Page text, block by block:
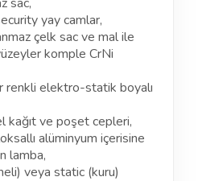
yay camlar,
çelk sac ve mal ile
komple CrNi
renkli elektro-statik boyalı
kağıt ve poşet cepleri,
alüminyum içerisine
lamba,
veya static (kuru)